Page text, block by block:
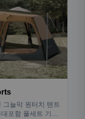
그늘막 원터치 텐트
포함 풀세트 기본